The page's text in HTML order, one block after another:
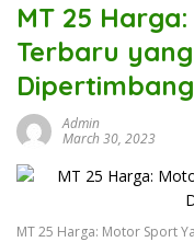
MT 25
Terbaru
Admin
March 30, 2023
MT 25 Harga: Motor Sport